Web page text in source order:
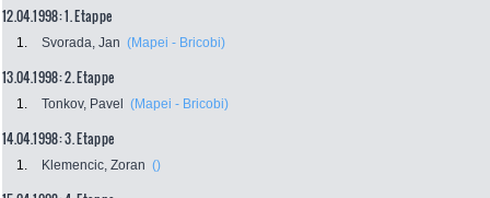
12.04.1998: 1. Etappe
1. Svorada, Jan (Mapei - Bricobi)
13.04.1998: 2. Etappe
1. Tonkov, Pavel (Mapei - Bricobi)
14.04.1998: 3. Etappe
1. Klemencic, Zoran ()